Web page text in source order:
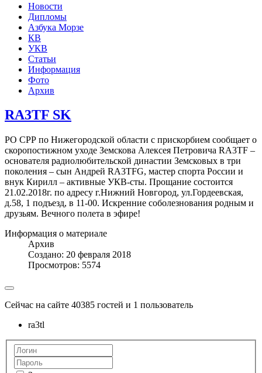
Новости
Дипломы
Азбука Морзе
КВ
УКВ
Статьи
Информация
Фото
Архив
RA3TF SK
РО СРР по Нижегородской области с прискорбием сообщает о
скоропостижном уходе Земскова Алексея Петровича RA3TF –
основателя радиолюбительской династии Земсковых в три
поколения – сын Андрей RA3TFG, мастер спорта России и
внук Кирилл – активные УКВ-сты. Прощание состоится
21.02.2018г. по адресу г.Нижний Новгород, ул.Гордеевская,
д.58, 1 подъезд, в 11-00. Искренние соболезнования родным и
друзьям. Вечного полета в эфире!
Информация о материале
Архив
Создано: 20 февраля 2018
Просмотров: 5574
Сейчас на сайте 40385 гостей и 1 пользователь
ra3tl